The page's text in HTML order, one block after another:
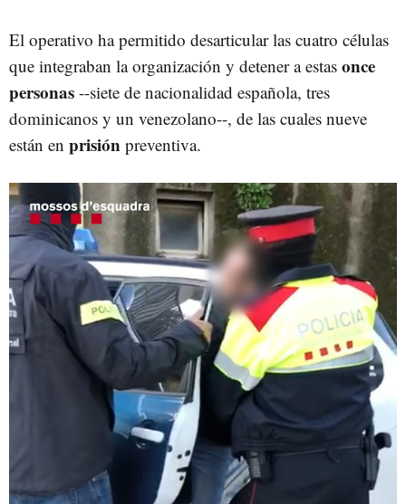
El operativo ha permitido desarticular las cuatro células
que integraban la organización y detener a estas once
personas --siete de nacionalidad española, tres
dominicanos y un venezolano--, de las cuales nueve
están en prisión preventiva.